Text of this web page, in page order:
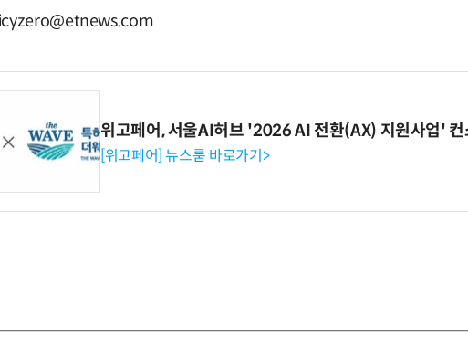
위고페어, 서울AI허브 '2026 AI 전환(AX) 지원사업' 컨
[위고페어] 뉴스룸 바로가기>